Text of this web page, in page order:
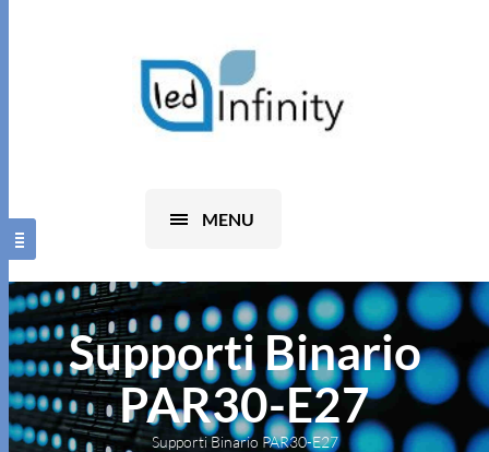
MENU
Supporti Binario
PAR30-E27
Supporti Binario PAR30-E27